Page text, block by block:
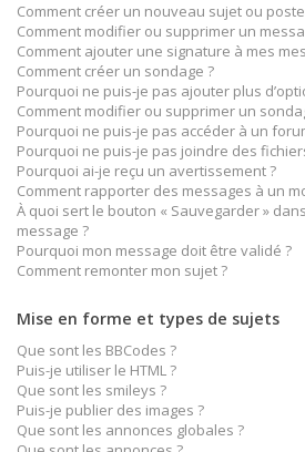
Comment créer un nouveau sujet ou
Comment modifier ou supprimer un
Comment ajouter une signature à mes
Comment créer un sondage ?
Pourquoi ne puis-je pas ajouter plus
Comment modifier ou supprimer un
Pourquoi ne puis-je pas accéder à un
Pourquoi ne puis-je pas joindre des
Pourquoi ai-je reçu un avertissement ?
Comment rapporter des messages à un
À quoi sert le bouton « Sauvegarder »
message ?
Pourquoi mon message doit être validé ?
Comment remonter mon sujet ?
Mise en forme et types de sujets
Que sont les BBCodes ?
Puis-je utiliser le HTML ?
Que sont les smileys ?
Puis-je publier des images ?
Que sont les annonces globales ?